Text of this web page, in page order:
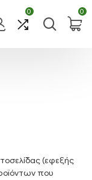
0 0
(εφεξής
που